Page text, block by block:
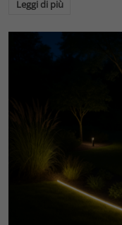
Leggi di più